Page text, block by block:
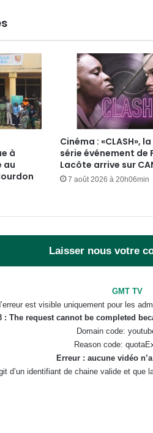
à
au
Cinéma : «CLASH»,
série événement de
Lacôte arrive sur
7 août 2026 à 20h06min
Laisser nous votre
GMT TV
est visible uniquement pour les
: The request cannot be completed
Domain code:
Reason code:
Erreur : aucune vidéo
d’un identifiant de chaine valide et